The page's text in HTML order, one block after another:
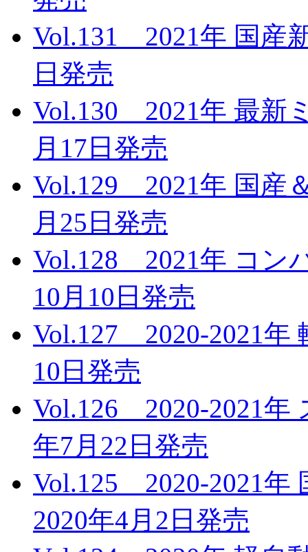
Vol.131 2021年 国産
日発売
Vol.130 2021年 最新
月17日発売
Vol.129 2021年 国産
月25日発売
Vol.128 2021年 コン
10月10日発売
Vol.127 2020-2021年
10日発売
Vol.126 2020-2021
年7月22日発売
Vol.125 2020-2021
2020年4月2日発売